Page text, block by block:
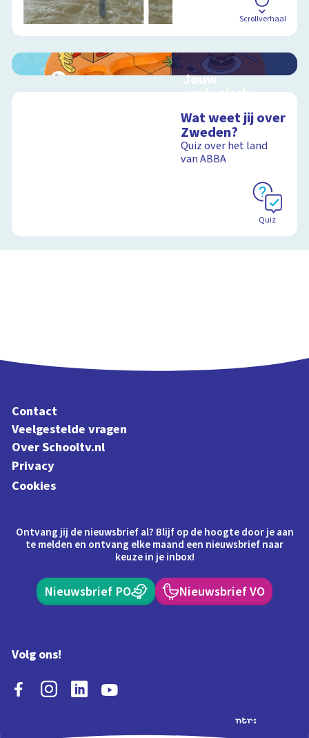
Scrollverhaal
Jouw
ecologische
voetafdruk
Ontdek hoe jouw
levensstijl invloed
heeft op de aarde
Schoolplaat
Wat weet jij over
Zweden?
Quiz over het land
van ABBA
Quiz
Contact
Veelgestelde vragen
Over Schooltv.nl
Privacy
Cookies
Ontvang jij de nieuwsbrief al? Blijf op de hoogte door je aan
te melden en ontvang elke maand een nieuwsbrief naar
keuze in je inbox!
Nieuwsbrief PO Nieuwsbrief VO
Volg ons!